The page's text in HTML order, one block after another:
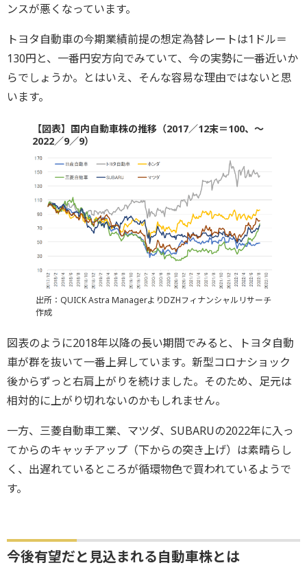
ンスが悪くなっています。
トヨタ自動車の今期業績前提の想定為替レートは1ドル＝
130円と、一番円安方向でみていて、今の実勢に一番近いか
らでしょうか。とはいえ、そんな容易な理由ではないと思
います。
【図表】国内自動車株の推移（2017／12末＝100、～
2022／9／9）
出所：QUICK Astra ManagerよりDZHフィナンシャルリサーチ
作成
図表のように2018年以降の長い期間でみると、トヨタ自動
車が群を抜いて一番上昇しています。新型コロナショック
後からずっと右肩上がりを続けました。そのため、足元は
相対的に上がり切れないのかもしれません。
一方、三菱自動車工業、マツダ、SUBARUの2022年に入っ
てからのキャッチアップ（下からの突き上げ）は素晴らし
く、出遅れているところが循環物色で買われているようで
す。
今後有望だと見込まれる自動車株とは